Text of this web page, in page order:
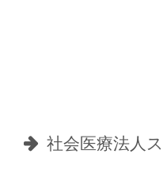
社会医療法人